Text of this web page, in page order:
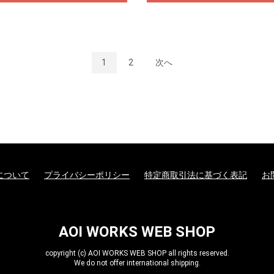
1 2 次へ
ついて プライバシーポリシー 特定商取引法に基づく表記 お
AOI WORKS WEB SHOP
copyright (c) AOI WORKS WEB SHOP all rights reserved.
We do not offer international shipping.